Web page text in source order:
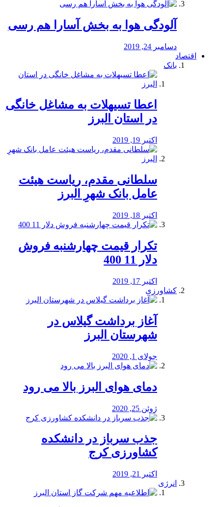
آلودگی هوا به بخش آسارا هم رسی
دسامبر 24, 2019
اقتصاد
بانک
️اعطا تسیهلات به مشاغل خانگی
در استان البرز
اکتبر 19, 2019
سلطانی مقدم، ریاست هیئت
عامل بانک شهرِ البرز
اکتبر 18, 2019
تکرار قیمت چهارشنبه فروش
دلار 11 400
اکتبر 17, 2019
کشاورزی
آغاز برداشت گیلاس در
شهرستان البرز
جولای 1, 2020
دمای هوای البرز بالا می رود
ژوئن 25, 2020
جذب سرباز در دانشکده
کشاورزی کرج
اکتبر 21, 2019
انرژی